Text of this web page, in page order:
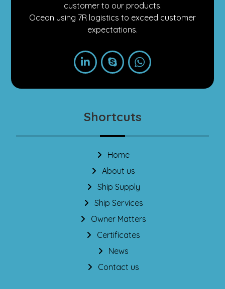
customer to our products.
Ocean using 7R logistics to exceed customer
expectations.
Shortcuts
Home
About us
Ship Supply
Ship Services
Owner Matters
Certificates
News
Contact us